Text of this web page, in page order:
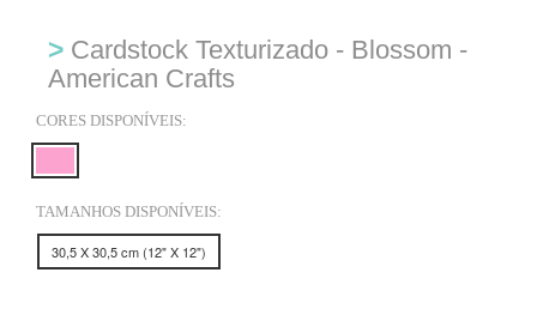
> Cardstock Texturizado - Blossom -
American Crafts
CORES DISPONÍVEIS:
TAMANHOS DISPONÍVEIS:
30,5 X 30,5 cm (12" X 12")